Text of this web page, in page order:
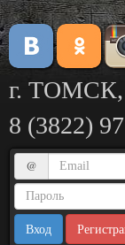
г. ТОМСК,
8 (3822)
@